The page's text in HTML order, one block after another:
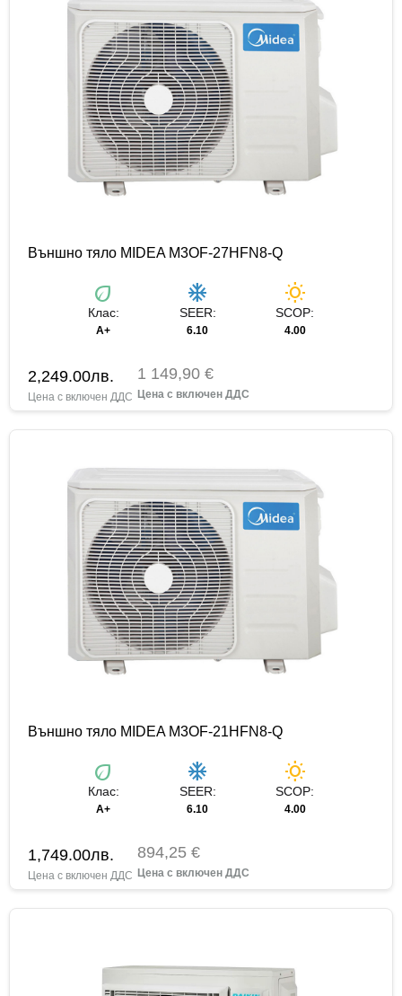
Външно тяло MIDEA M3OF-27HFN8-Q
eco
Клас:
А+
ac_unit
SEER:
6.10
wb_sunny
SCOP:
4.00
2,249.00лв. 1 149,90 €
Външно тяло MIDEA M3OF-21HFN8-Q
eco
Клас:
А+
ac_unit
SEER:
6.10
wb_sunny
SCOP:
4.00
1,749.00лв. 894,25 €